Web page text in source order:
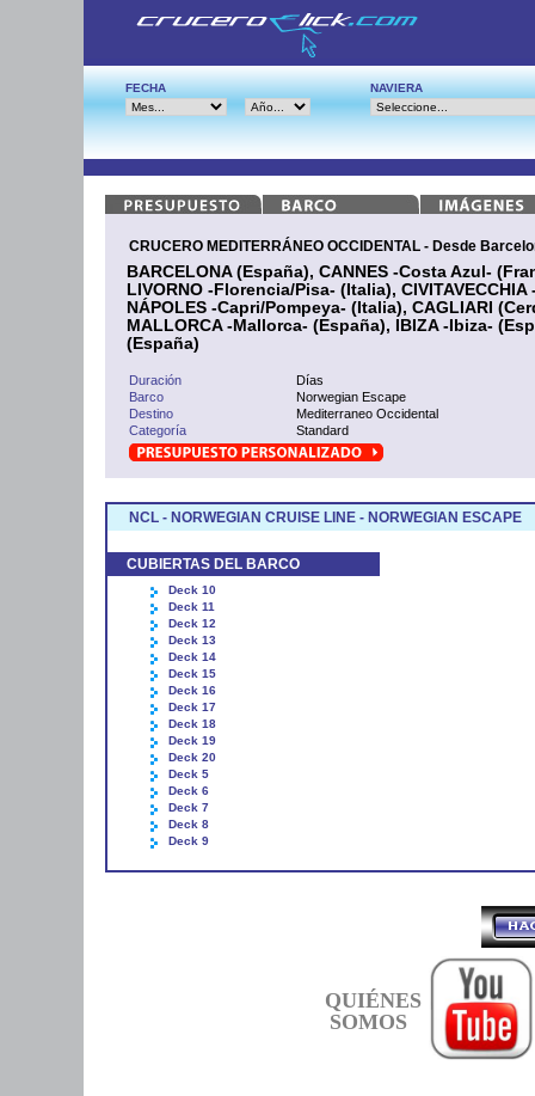
FECHA NAVIERA
CRUCERO MEDITERRÁNEO OCCIDENTAL - Desde
BARCELONA (España), CANNES -Costa Azul-
LIVORNO -Florencia/Pisa- (Italia),
NÁPOLES -Capri/Pompeya- (Italia), CAGLIARI
MALLORCA -Mallorca- (España), IBIZA -Ibiza-
(España)
Duración
Días
Barco
Norwegian Escape
Destino
Mediterraneo Occidental
Categoría
Standard
NCL - NORWEGIAN CRUISE LINE - NORWEGIAN ESCAPE
CUBIERTAS DEL BARCO
Deck 10
Deck 11
Deck 12
Deck 13
Deck 14
Deck 15
Deck 16
Deck 17
Deck 18
Deck 19
Deck 20
Deck 5
Deck 6
Deck 7
Deck 8
Deck 9
QUIÉNES
SOMOS